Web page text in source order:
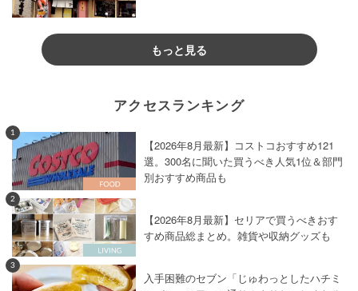
もっと見る
アクセスランキング
1
【2026年8月最新】コストコおすすめ121
選。300名に聞いた買うべき人気1位＆部門
別おすすめ商品も
2
【2026年8月最新】セリアで買うべきおす
すめ商品総まとめ。雑貨や収納グッズも
3
入手困難のセブン「じゅわっとしたハチミ